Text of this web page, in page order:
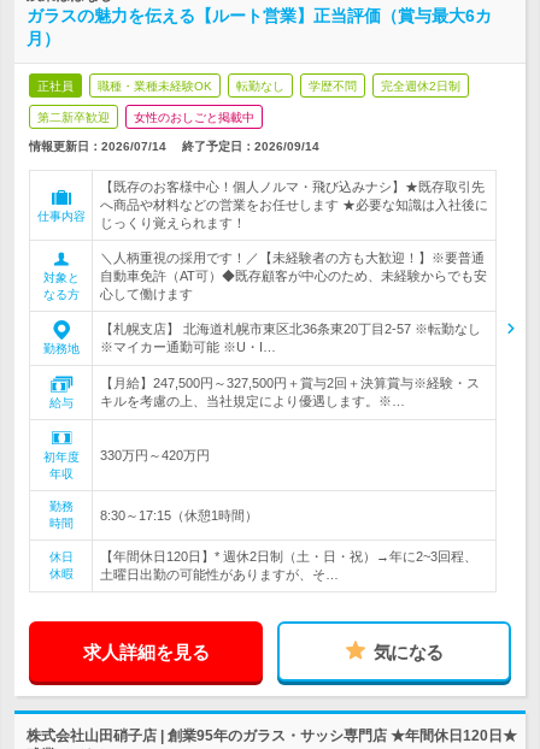
ガラスの魅力を伝える【ルート営業】正当評価（賞与最大6カ
月）
正社員 職種・業種未経験OK 転勤なし 学歴不問 完全週休2日制
第二新卒歓迎 女性のおしごと掲載中
情報更新日：2026/07/14 終了予定日： 2026/09/14
仕事内容
【既存のお客様中心！個人ノルマ・飛び込みナシ】★既存取引先
へ商品や材料などの営業をお任せします ★必要な知識は入社後に
じっくり覚えられます！
対象と
なる方
＼人柄重視の採用です！／【未経験者の方も大歓迎！】※要普通
自動車免許（AT可）◆既存顧客が中心のため、未経験からでも安
心して働けます
勤務地
【札幌支店】 北海道札幌市東区北36条東20丁目2-57 ※転勤なし
※マイカー通勤可能 ※U・I…
給与
【月給】247,500円～327,500円＋賞与2回＋決算賞与※経験・ス
キルを考慮の上、当社規定により優遇します。※…
初年度
年収
330万円～420万円
勤務
時間
8:30～17:15（休憩1時間）
休日
休暇
【年間休日120日】* 週休2日制（土・日・祝）→年に2~3回程、
土曜日出勤の可能性がありますが、そ…
求人詳細を見る 気になる
株式会社山田硝子店 | 創業95年のガラス・サッシ専門店 ★年間休日120日★